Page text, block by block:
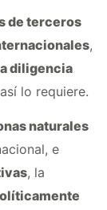
de terceros
,
diligencia
lo requiere.
naturales
e
, la